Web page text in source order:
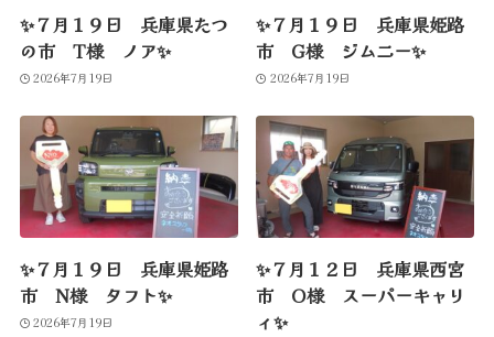
✨７月１９日 兵庫県たつ
の市 T様 ノア✨
2026年7月19日
✨７月１９日 兵庫県姫路
市 G様 ジムニー✨
2026年7月19日
✨７月１９日 兵庫県姫路
市 N様 タフト✨
2026年7月19日
✨７月１２日 兵庫県西宮
市 O様 スーパーキャリ
ィ✨